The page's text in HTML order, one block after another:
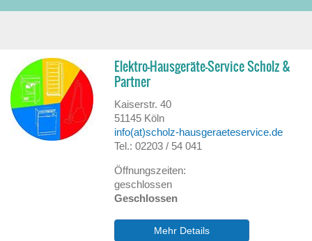
Elektro-Hausgeräte-Service Scholz &
Partner
Kaiserstr. 40
51145 Köln
info(at)scholz-hausgeraeteservice.de
Tel.: 02203 / 54 041
Öffnungszeiten:
geschlossen
Geschlossen
Mehr Details